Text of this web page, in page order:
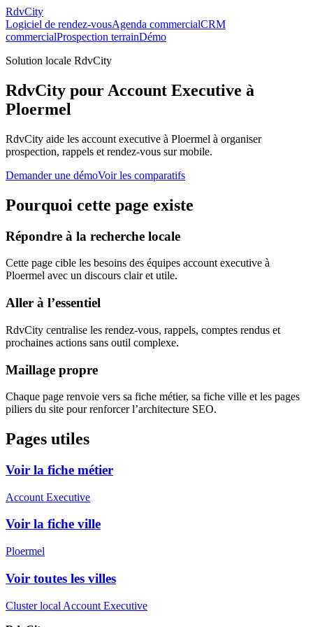
RdvCity
Logiciel de rendez-vousAgenda commercialCRM
commercialProspection terrainDémo
Solution locale RdvCity
RdvCity pour Account Executive à
Ploermel
RdvCity aide les account executive à Ploermel à organiser
prospection, rappels et rendez-vous sur mobile.
Demander une démoVoir les comparatifs
Pourquoi cette page existe
Répondre à la recherche locale
Cette page cible les besoins des équipes account executive à
Ploermel avec un discours clair et utile.
Aller à l’essentiel
RdvCity centralise les rendez-vous, rappels, comptes rendus et
prochaines actions sans outil complexe.
Maillage propre
Chaque page renvoie vers sa fiche métier, sa fiche ville et les pages
piliers du site pour renforcer l’architecture SEO.
Pages utiles
Voir la fiche métier
Account Executive
Voir la fiche ville
Ploermel
Voir toutes les villes
Cluster local Account Executive